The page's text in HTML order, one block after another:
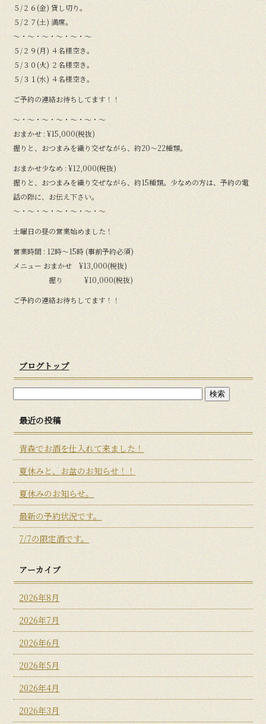
５/２６(金) 貸し切り。
５/２７(土) 満席。
〜・〜・〜・〜・〜・〜
５/２９(月) ４名様空き。
５/３０(火) ２名様空き。
５/３１(水) ４名様空き。
ご予約の連絡お待ちしてます！！
〜・〜・〜・〜・〜・〜・〜
おまかせ : ¥15,000(税抜)
握りと、おつまみを織り交ぜながら、約20〜22種類。
おまかせ少なめ : ¥12,000(税抜)
握りと、おつまみを織り交ぜながら、約15種類。少なめの方は、予約の電
話の際に、お伝え下さい。
〜・〜・〜・〜・〜・〜・〜
土曜日の昼の営業始めました！
営業時間 : 12時〜15時 (事前予約必須)
メニュー おまかせ ¥13,000(税抜)
握り ¥10,000(税抜)
ご予約の連絡お待ちしてます！！
ブログトップ
最近の投稿
青森でお酒を仕入れて来ました！
夏休みと、お盆のお知らせ！！
夏休みのお知らせ。
最新の予約状況です。
7/7の限定酒です。
アーカイブ
2026年8月
2026年7月
2026年6月
2026年5月
2026年4月
2026年3月